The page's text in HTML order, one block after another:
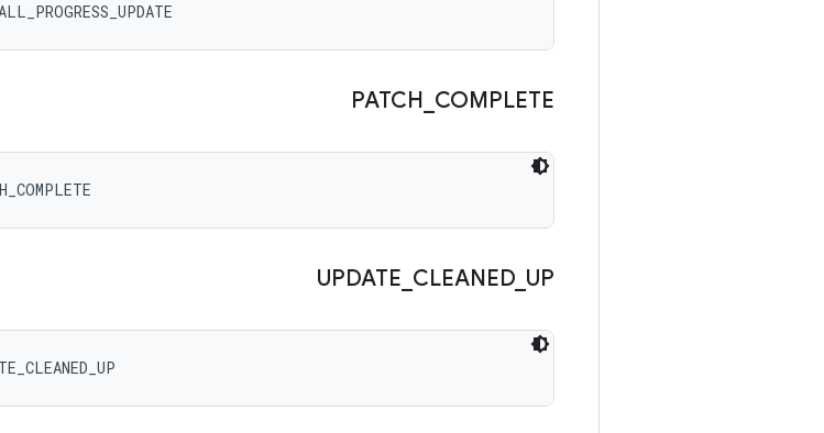
PATCH COMPLETE
UPDATE CLEANED UP